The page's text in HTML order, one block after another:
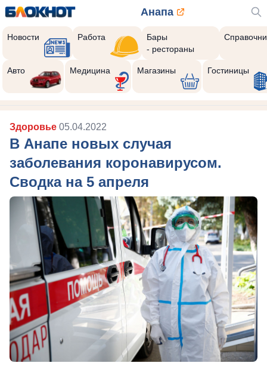
Анапа
Новости Работа
Бары
- рестораны
Авто Медицина Магазины Гостиницы
Здоровье 05.04.2022
В Анапе новых случая
заболевания коронавирусом.
Сводка на 5 апреля